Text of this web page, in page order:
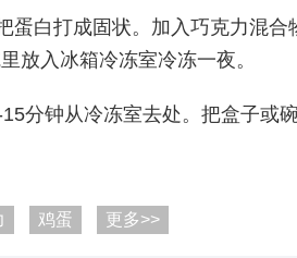
蛋白打成固状。加入巧克力混
放入冰箱冷冻室冷冻一夜。
分钟从冷冻室去处。把盒子或
鸡蛋 更多>>